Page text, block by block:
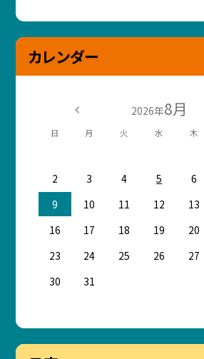
カレンダー
2026年8月
日 月 火 水 木
2
3 4 5 6
9
10 11 12 13
16
17 18 19 20
23
24 25 26 27
30
31